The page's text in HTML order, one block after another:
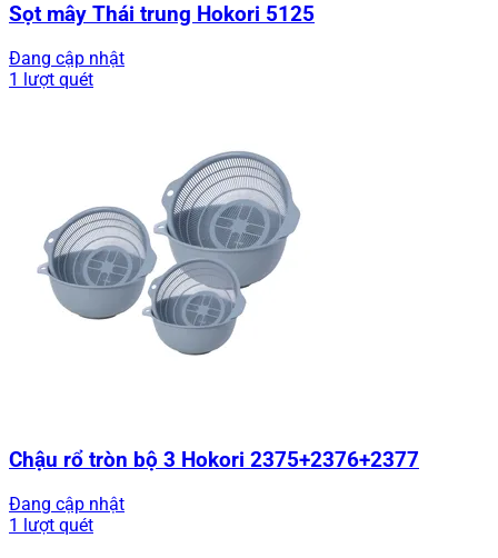
Sọt mây Thái trung Hokori 5125
Đang cập nhật
1 lượt quét
Chậu rổ tròn bộ 3 Hokori 2375+2376+2377
Đang cập nhật
1 lượt quét